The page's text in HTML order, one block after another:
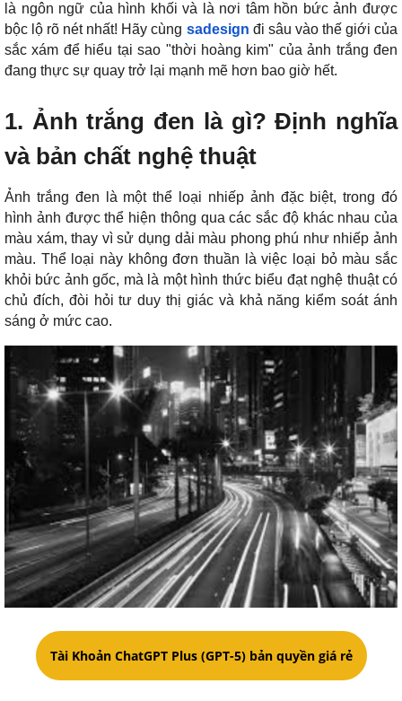
là ngôn ngữ của hình khối và là nơi tâm hồn bức ảnh được
bộc lộ rõ nét nhất! Hãy cùng sadesign đi sâu vào thế giới của
sắc xám để hiểu tại sao "thời hoàng kim" của ảnh trắng đen
đang thực sự quay trở lại mạnh mẽ hơn bao giờ hết.
1. Ảnh trắng đen là gì? Định nghĩa
và bản chất nghệ thuật
Ảnh trắng đen là một thể loại nhiếp ảnh đặc biệt, trong đó
hình ảnh được thể hiện thông qua các sắc độ khác nhau của
màu xám, thay vì sử dụng dải màu phong phú như nhiếp ảnh
màu. Thể loại này không đơn thuần là việc loại bỏ màu sắc
khỏi bức ảnh gốc, mà là một hình thức biểu đạt nghệ thuật có
chủ đích, đòi hỏi tư duy thị giác và khả năng kiểm soát ánh
sáng ở mức cao.
Tài Khoản ChatGPT Plus (GPT-5) bản quyền giá rẻ